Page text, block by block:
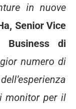
in nuove
Senior Vice
Business di
numero di
monitor per il